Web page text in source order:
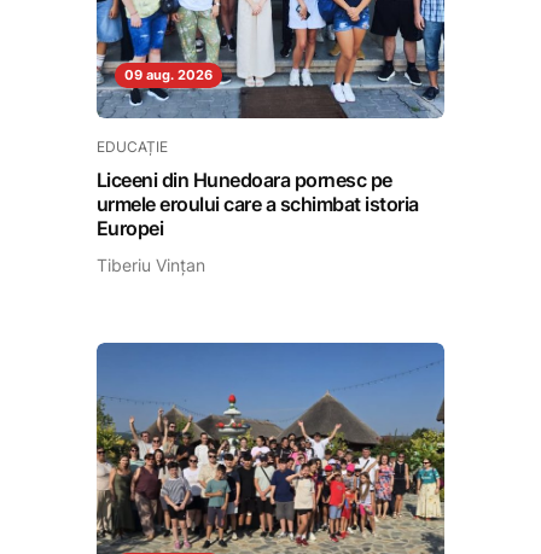
09 aug. 2026
EDUCAȚIE
Liceeni din Hunedoara pornesc pe
urmele eroului care a schimbat istoria
Europei
Tiberiu Vințan